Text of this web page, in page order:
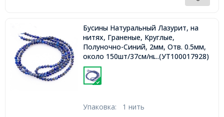
Бусины Натуральный Лазурит, на
нитях, Граненые, Круглые,
Полуночно-Синий, 2мм, Отв. 0.5мм,
около 150шт/37см/нить,...(УТ100017928)
Упаковка: 1 нить